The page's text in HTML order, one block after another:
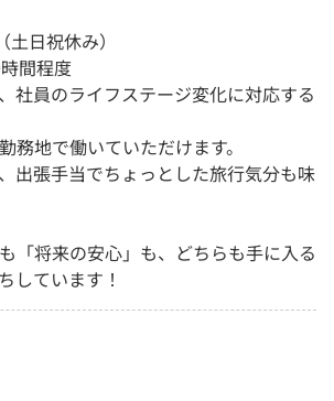
日祝休み）
間程度
社員のライフステージ変化に対応する
務地で働いていただけます。
出張手当でちょっとした旅行気分も味
「将来の安心」も、どちらも手に入る
しています！